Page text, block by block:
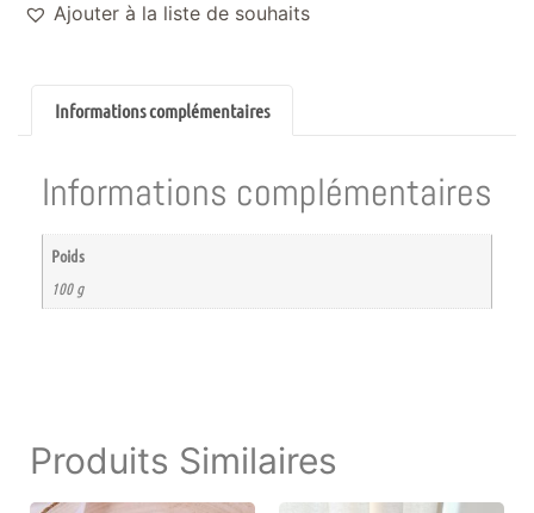
Ajouter à la liste de souhaits
Informations complémentaires
Informations complémentaires
Poids
100 g
Produits Similaires